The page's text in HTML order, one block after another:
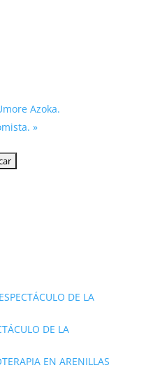
Azoka.
»
DE LA
DE LA
EN ARENILLAS